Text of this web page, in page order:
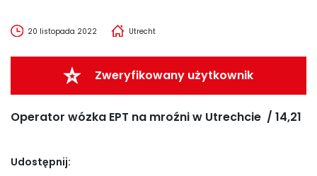
20 listopada 2022 Utrecht
Zweryfikowany użytkownik
Operator wózka EPT na mroźni w Utrechcie / 14,21
Udostępnij: